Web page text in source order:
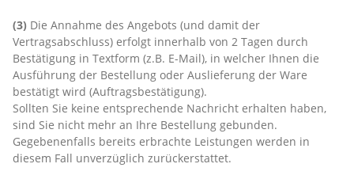
(3) Die Annahme des Angebots (und damit der
Vertragsabschluss) erfolgt innerhalb von 2 Tagen durch
Bestätigung in Textform (z.B. E-Mail), in welcher Ihnen die
Ausführung der Bestellung oder Auslieferung der Ware
bestätigt wird (Auftragsbestätigung).
Sollten Sie keine entsprechende Nachricht erhalten haben,
sind Sie nicht mehr an Ihre Bestellung gebunden.
Gegebenenfalls bereits erbrachte Leistungen werden in
diesem Fall unverzüglich zurückerstattet.